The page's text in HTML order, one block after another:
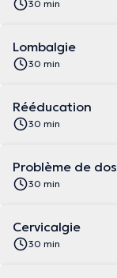
30 min
Lombalgie
30 min
Rééducation
30 min
Problème de dos
30 min
Cervicalgie
30 min